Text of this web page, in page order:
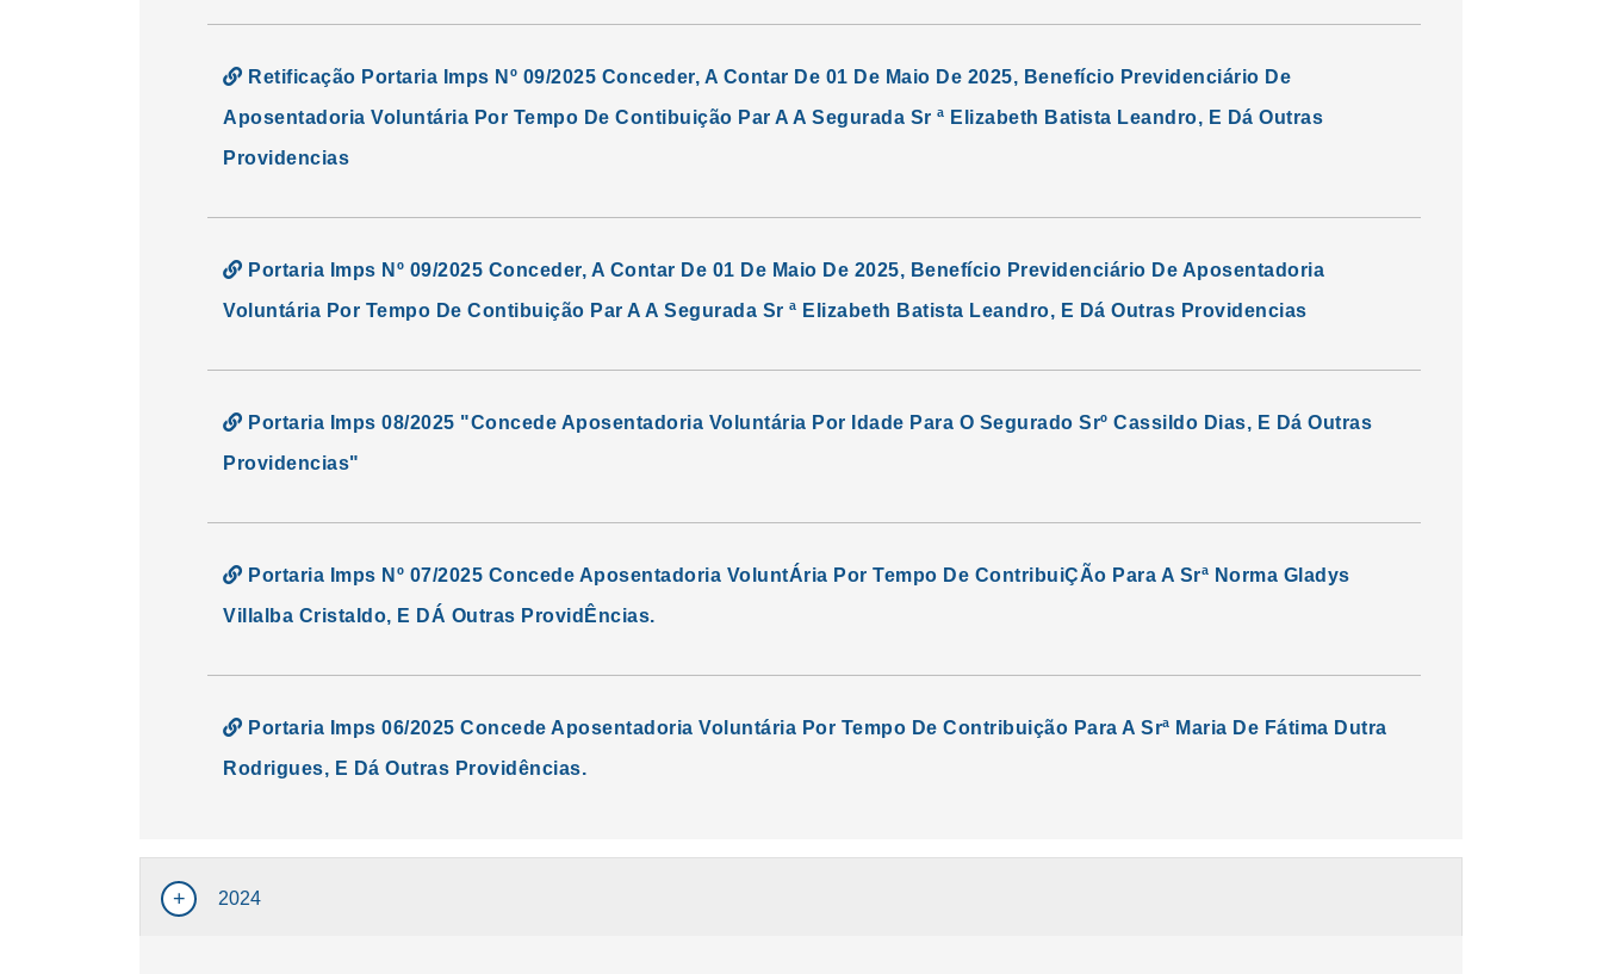
Retificação Portaria Imps Nº 09/2025 Conceder, A Contar De 01 De Maio De 2025, Benefício Previdenciário De
Aposentadoria Voluntária Por Tempo De Contibuição Par A A Segurada Sr ª Elizabeth Batista Leandro, E Dá Outras
Providencias
Portaria Imps Nº 09/2025 Conceder, A Contar De 01 De Maio De 2025, Benefício Previdenciário De Aposentadoria
Voluntária Por Tempo De Contibuição Par A A Segurada Sr ª Elizabeth Batista Leandro, E Dá Outras Providencias
Portaria Imps 08/2025 "Concede Aposentadoria Voluntária Por Idade Para O Segurado Srº Cassildo Dias, E Dá Outras
Providencias"
Portaria Imps Nº 07/2025 Concede Aposentadoria VoluntÁria Por Tempo De ContribuiÇÃo Para A Srª Norma Gladys
Villalba Cristaldo, E DÁ Outras ProvidÊncias.
Portaria Imps 06/2025 Concede Aposentadoria Voluntária Por Tempo De Contribuição Para A Srª Maria De Fátima Dutra
Rodrigues, E Dá Outras Providências.
2024